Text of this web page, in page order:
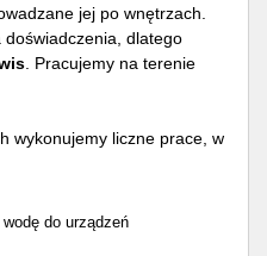
jej po wnętrzach.
dlatego
. Pracujemy na terenie
wykonujemy liczne prace, w
do urządzeń